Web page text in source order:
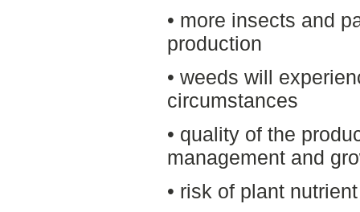
• more insects and
production
• weeds will
circumstances
• quality of the
management and
• risk of plant